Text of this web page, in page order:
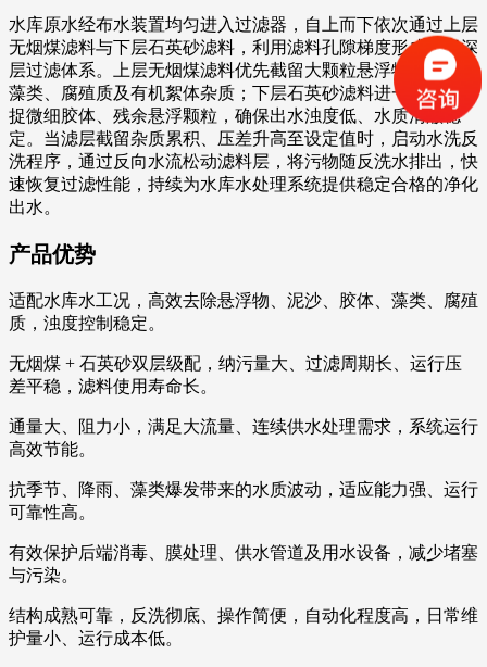
水库原水经布水装置均匀进入过滤器，自上而下依次通过上层
无烟煤滤料与下层石英砂滤料，利用滤料孔隙梯度形成分级深
层过滤体系。上层无烟煤滤料优先截留大颗粒悬浮物、泥沙、
藻类、腐殖质及有机絮体杂质；下层石英砂滤料进一步深度捕
捉微细胶体、残余悬浮颗粒，确保出水浊度低、水质清澈稳
定。当滤层截留杂质累积、压差升高至设定值时，启动水洗反
洗程序，通过反向水流松动滤料层，将污物随反洗水排出，快
速恢复过滤性能，持续为水库水处理系统提供稳定合格的净化
出水。
产品优势
适配水库水工况，高效去除悬浮物、泥沙、胶体、藻类、腐殖
质，浊度控制稳定。
无烟煤 + 石英砂双层级配，纳污量大、过滤周期长、运行压
差平稳，滤料使用寿命长。
通量大、阻力小，满足大流量、连续供水处理需求，系统运行
高效节能。
抗季节、降雨、藻类爆发带来的水质波动，适应能力强、运行
可靠性高。
有效保护后端消毒、膜处理、供水管道及用水设备，减少堵塞
与污染。
结构成熟可靠，反洗彻底、操作简便，自动化程度高，日常维
护量小、运行成本低。